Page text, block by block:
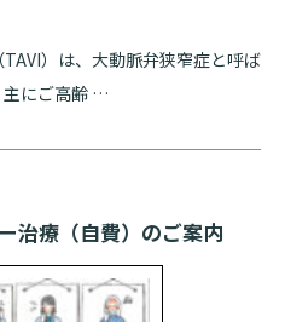
）は、大動脈弁狭窄症と呼ば
主にご高齢 …
治療（自費）のご案内